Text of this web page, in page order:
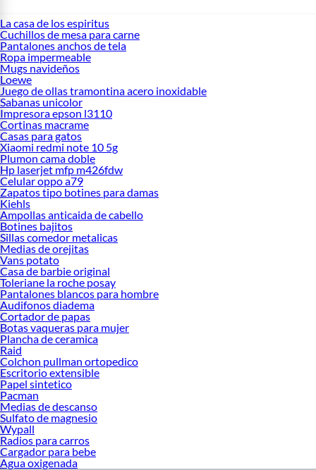
La casa de los espiritus
Cuchillos de mesa para carne
Pantalones anchos de tela
Ropa impermeable
Mugs navideños
Loewe
Juego de ollas tramontina acero inoxidable
Sabanas unicolor
Impresora epson l3110
Cortinas macrame
Casas para gatos
Xiaomi redmi note 10 5g
Plumon cama doble
Hp laserjet mfp m426fdw
Celular oppo a79
Zapatos tipo botines para damas
Kiehls
Ampollas anticaida de cabello
Botines bajitos
Sillas comedor metalicas
Medias de orejitas
Vans potato
Casa de barbie original
Toleriane la roche posay
Pantalones blancos para hombre
Audifonos diadema
Cortador de papas
Botas vaqueras para mujer
Plancha de ceramica
Raid
Colchon pullman ortopedico
Escritorio extensible
Papel sintetico
Pacman
Medias de descanso
Sulfato de magnesio
Wypall
Radios para carros
Cargador para bebe
Agua oxigenada